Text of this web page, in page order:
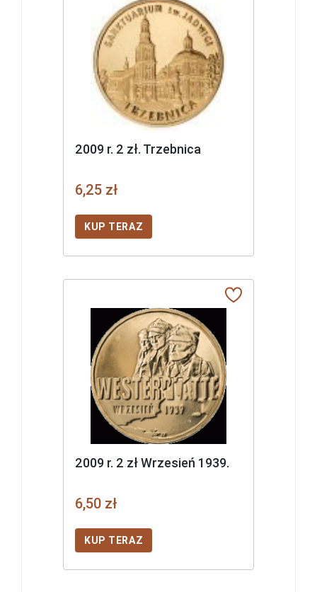
2009 r. 2 zł. Trzebnica
6,25 zł
KUP TERAZ
2009 r. 2 zł Wrzesień 1939.
6,50 zł
KUP TERAZ